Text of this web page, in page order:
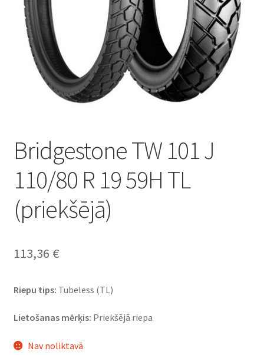
Bridgestone TW 101 J
110/80 R 19 59H TL
(priekšējā)
113,36 €
Riepu tips: Tubeless (TL)
Lietošanas mērķis: Priekšējā riepa
Nav noliktavā